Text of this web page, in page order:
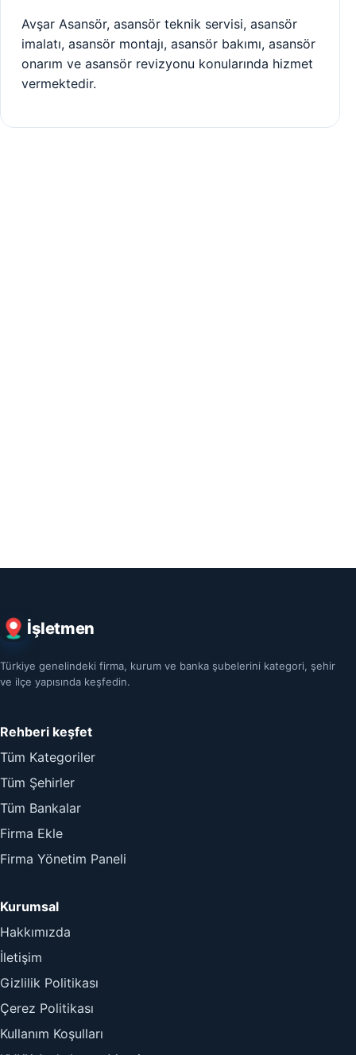
Avşar Asansör, asansör teknik servisi, asansör
imalatı, asansör montajı, asansör bakımı, asansör
onarım ve asansör revizyonu konularında hizmet
vermektedir.
İşletmen
Türkiye genelindeki firma, kurum ve banka şubelerini kategori, şehir
ve ilçe yapısında keşfedin.
Rehberi keşfet
Tüm Kategoriler
Tüm Şehirler
Tüm Bankalar
Firma Ekle
Firma Yönetim Paneli
Kurumsal
Hakkımızda
İletişim
Gizlilik Politikası
Çerez Politikası
Kullanım Koşulları